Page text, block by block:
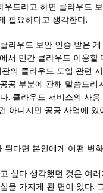
드라고 하면 클라우드
필요하다고 생각한다.
라우드 보안 인증 받은
서 민간 클라우드 이용
의 클라우드 도입 관련
공 부분에 관해 말씀드
. 클라우드 서비스의 사
아니지만 공공 사업에
된다면 본인에게 어떤 변
싶다 생각했던 것은 여
을 가지게 된 면이 있다.